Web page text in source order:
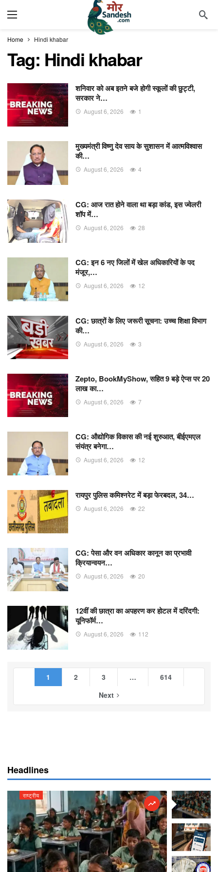
Home Hindi khabar
Tag: Hindi khabar
शनिवार को अब इतने बजे होगी स्कूलों की छुट्टी,
सरकार ने…
August 6, 2026 1
मुख्यमंत्री विष्णु देव साय के सुशासन में आत्मविश्वास
की…
August 6, 2026 4
CG: आज रात होने वाला था बड़ा कांड, इस ज्वेलरी
शॉप में…
August 6, 2026 28
CG: इन 6 नए जिलों में खेल अधिकारियों के पद
मंजूर,…
August 6, 2026 12
CG: छात्रों के लिए जरूरी सूचना: उच्च शिक्षा विभाग
की…
August 6, 2026 3
Zepto, BookMyShow, सहित 9 बड़े ऐप्स पर 20
लाख का…
August 6, 2026 7
CG: औद्योगिक विकास की नई शुरुआत, बीईएमएल
संयंत्र बनेगा…
August 6, 2026 12
रायपुर पुलिस कमिश्नरेट में बड़ा फेरबदल, 34…
August 6, 2026 22
CG: पेसा और वन अधिकार कानून का प्रभावी
क्रियान्वयन…
August 6, 2026 20
12वीं की छात्रा का अपहरण कर होटल में दरिंदगी:
यूनिफॉर्म…
August 6, 2026 112
1 2 3 …
614
Next
Headlines
राष्ट्रीय राष्ट्रीय